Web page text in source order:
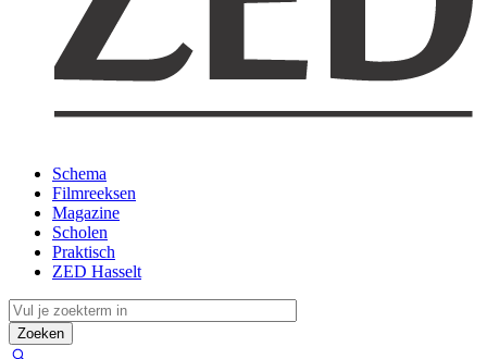
Schema
Filmreeksen
Magazine
Scholen
Praktisch
ZED Hasselt